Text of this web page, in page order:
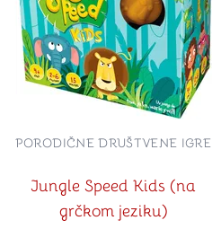
Jungle Speed Kids (na
grčkom jeziku)
PORODIČNE DRUŠTVENE IGRE